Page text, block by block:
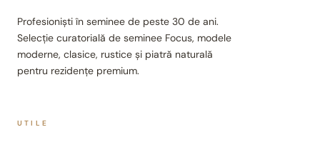
Profesioniști în seminee de peste 30 de ani.
Selecție curatorială de seminee Focus, modele
moderne, clasice, rustice și piatră naturală
pentru rezidențe premium.
UTILE